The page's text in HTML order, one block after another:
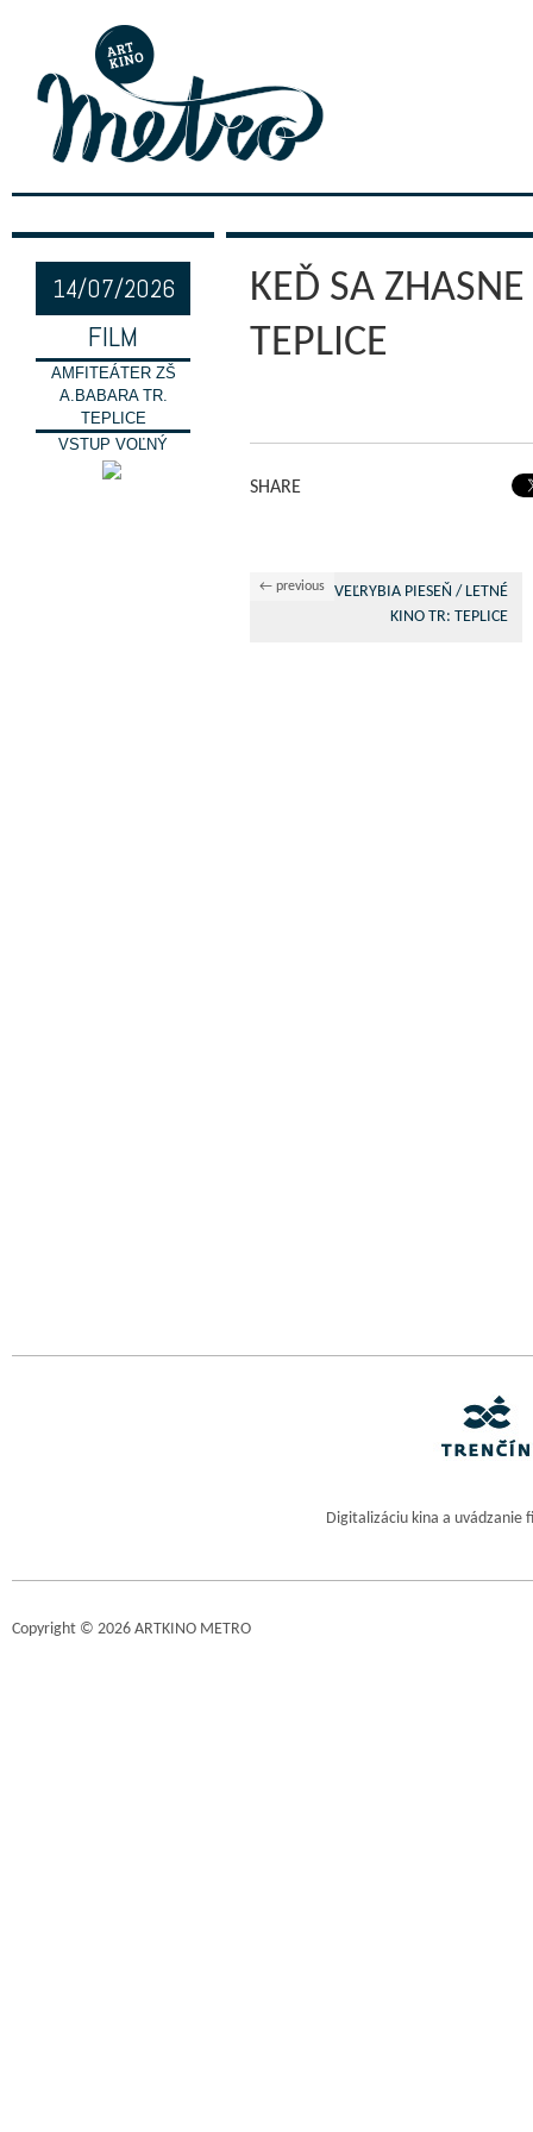
14/07/2026
FILM
AMFITEÁTER ZŠ
A.BABARA TR.
TEPLICE
VSTUP VOĽNÝ
KEĎ SA
TEPLICE
SHARE
← previous
VEĽRYBIA PIESEŇ / LETNÉ
KINO TR: TEPLICE
Digitalizáciu kina a uvádzanie
Copyright © 2026 ARTKINO METRO